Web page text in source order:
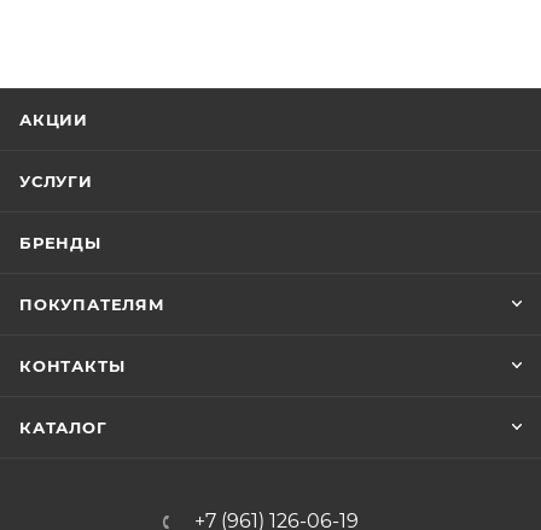
АКЦИИ
УСЛУГИ
БРЕНДЫ
ПОКУПАТЕЛЯМ
КОНТАКТЫ
КАТАЛОГ
+7 (961) 126-06-19